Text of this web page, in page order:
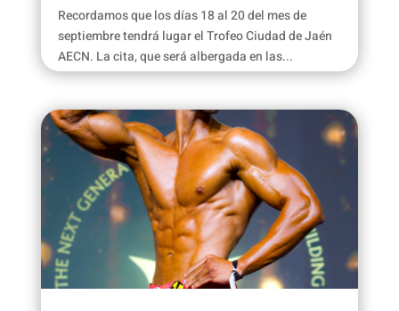
Recordamos que los días 18 al 20 del mes de
septiembre tendrá lugar el Trofeo Ciudad de Jaén
AECN. La cita, que será albergada en las...